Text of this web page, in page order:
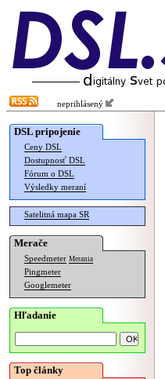
neprihlásený
DSL pripojenie
Ceny DSL
Dostupnosť DSL
Fórum o DSL
Výsledky meraní
Satelitná mapa SR
Merače
Speedmeter Merania
Pingmeter
Googlemeter
Hľadanie
Top články